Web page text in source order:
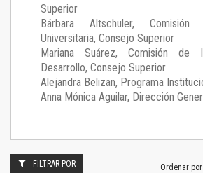
Superior
Bárbara Altschuler, Comisión
Universitaria, Consejo Superior
Mariana Suárez, Comisión de
Desarrollo, Consejo Superior
Alejandra Belizan, Programa
Anna Mónica Aguilar, Dirección
Ordenar por
FILTRAR POR